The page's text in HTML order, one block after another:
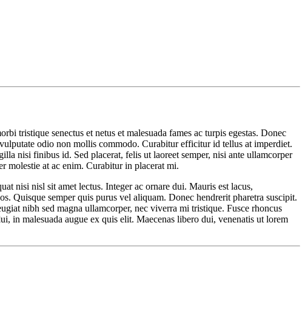
tristique senectus et netus et malesuada fames ac turpis egestas. Donec
odio non mollis commodo. Curabitur efficitur id tellus at imperdiet.
nisi finibus id. Sed placerat, felis ut laoreet semper, nisi ante ullamcorper
molestie at ac enim. Curabitur in placerat mi.
nisi nisl sit amet lectus. Integer ac ornare dui. Mauris est lacus,
Quisque semper quis purus vel aliquam. Donec hendrerit pharetra suscipit.
nibh sed magna ullamcorper, nec viverra mi tristique. Fusce rhoncus
in malesuada augue ex quis elit. Maecenas libero dui, venenatis ut lorem